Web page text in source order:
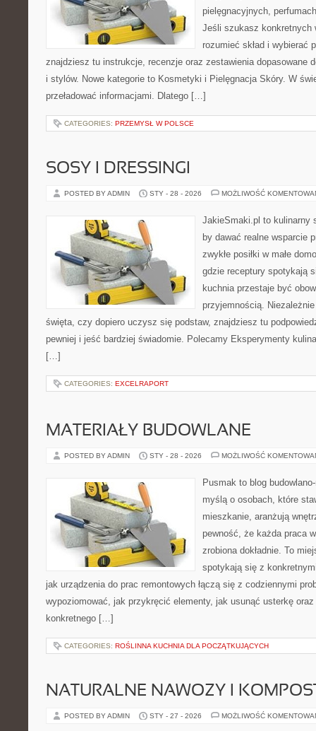
pielęgnacyjnych,
Jeśli szukasz konkretnych
rozumieć skład i wybierać
znajdziesz tu instrukcje, recenzje oraz zestawienia dopasowane
i stylów. Nowe kategorie to Kosmetyki i Pielęgnacja Skóry. W
przeładować informacjami. Dlatego […]
CATEGORIES: PRZEMYSŁ W POLSCE
SOSY I DRESSINGI
POSTED BY ADMIN STY - 28 - 2026 MOŻLIWOŚĆ
JakieSmaki.pl to kulinarny
by dawać realne wsparcie
zwykłe posiłki w małe
gdzie receptury spotykają
kuchnia przestaje być
przyjemnością.
święta, czy dopiero uczysz się podstaw, znajdziesz tu
pewniej i jeść bardziej świadomie. Polecamy Eksperymenty
[…]
CATEGORIES: EXCELRAPORT
MATERIAŁY BUDOWLANE
POSTED BY ADMIN STY - 28 - 2026 MOŻLIWOŚĆ
Pusmak to blog
myślą o osobach, które
mieszkanie, aranżują
pewność, że każda praca
zrobiona dokładnie. To
spotykają się z
jak urządzenia do prac remontowych łączą się z codziennymi
wypoziomować, jak przykręcić elementy, jak usunąć usterkę
konkretnego […]
CATEGORIES: ROŚLINNA KUCHNIA DLA POCZĄTKUJĄCYCH
NATURALNE NAWOZY I
POSTED BY ADMIN STY - 27 - 2026 MOŻLIWOŚĆ